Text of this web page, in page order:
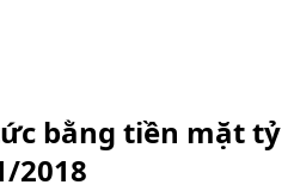
bằng tiền mặt tỷ
2018